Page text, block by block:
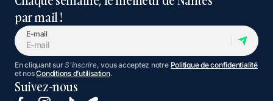
par mail !
E-mail
En cliquant surS'inscrire, vous acceptez notre Politique de confidentialité
et nosConditions d’utilisation.
Suivez-nous